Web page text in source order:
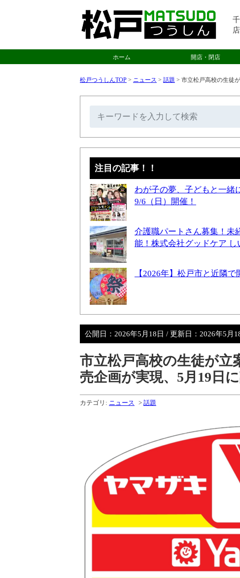
ホーム 開店・閉店
松戸つうしんTOP > ニュース > 話題 > 市立松戸高校の生徒
注目の記事！！
わが子の夢、子どもと一緒
9/6（日）開催！
介護職パートさん募集！未
能！株式会社グッドケア し
【2026年】松戸市と近隣
公開日： 2026年5月18日 / 更新日： 2026年5月
市立松戸高校の生徒が立
売企画が実現、5月19日
カテゴリ: ニュース > 話題